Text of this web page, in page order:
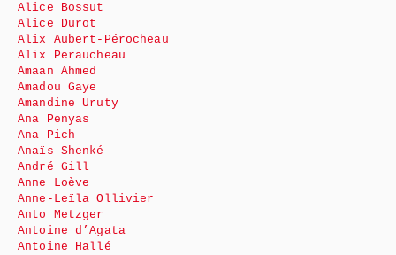
Alice Bossut
Alice Durot
Alix Aubert-Pérocheau
Alix Peraucheau
Amaan Ahmed
Amadou Gaye
Amandine Uruty
Ana Penyas
Ana Pich
Anaïs Shenké
André Gill
Anne Loève
Anne-Leïla Ollivier
Anto Metzger
Antoine d’Agata
Antoine Hallé